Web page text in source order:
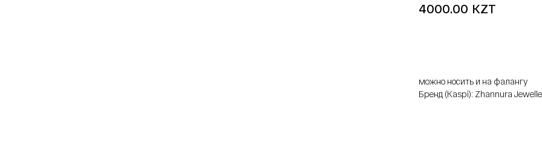
4000.00 KZT
можно носить и на фалангу
Бренд (Kaspi): Zhannura